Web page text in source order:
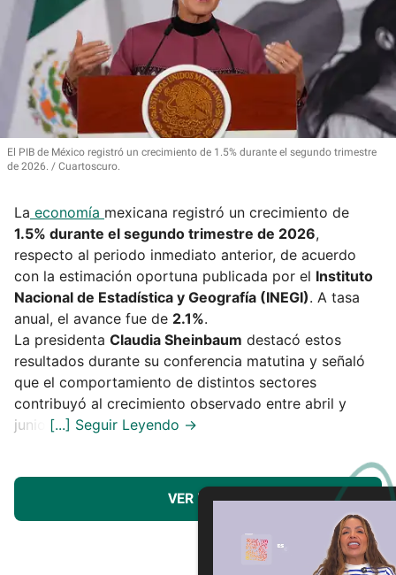
El PIB de México registró un crecimiento de 1.5% durante el segundo trimestre
de 2026.
Cuartoscuro.
La economía mexicana registró un crecimiento de
1.5% durante el segundo trimestre de 2026,
respecto al periodo inmediato anterior, de acuerdo
con la estimación oportuna publicada por el Instituto
Nacional de Estadística y Geografía (INEGI). A tasa
anual, el avance fue de 2.1%.
La presidenta Claudia Sheinbaum destacó estos
resultados durante su conferencia matutina y señaló
que el comportamiento de distintos sectores
contribuyó al crecimiento observado entre abril y
junio.
VER MÁS